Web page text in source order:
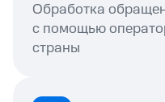
Обработка
с помощью
страны